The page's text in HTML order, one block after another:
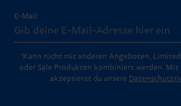
E-Mail
*Kann nicht mit anderen Angeboten,
oder Sale Produkten kombiniert werden.
akzeptierst du unsere